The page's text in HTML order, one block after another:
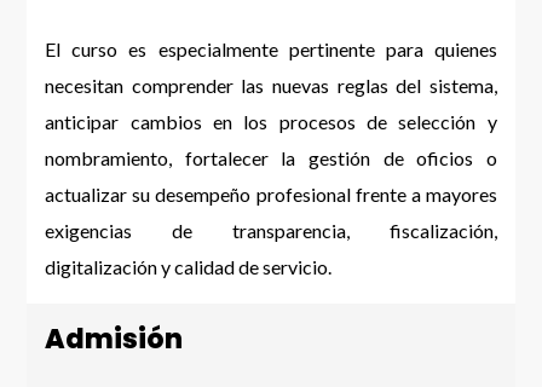
El curso es especialmente pertinente para quienes
necesitan comprender las nuevas reglas del sistema,
anticipar cambios en los procesos de selección y
nombramiento, fortalecer la gestión de oficios o
actualizar su desempeño profesional frente a mayores
exigencias de transparencia, fiscalización,
digitalización y calidad de servicio.
Admisión